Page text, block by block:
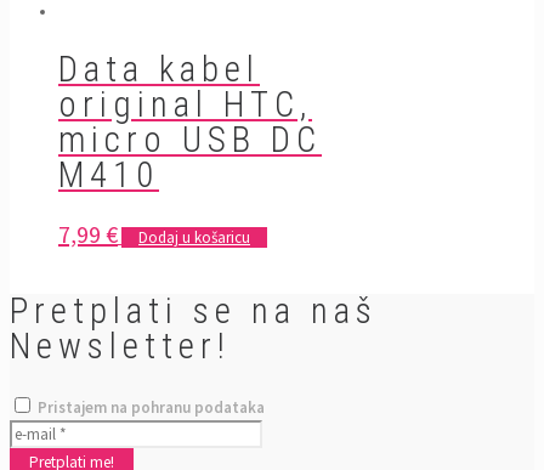
Data kabel
original HTC,
micro USB DC
M410
7,99 € Dodaj u košaricu
Pretplati se na naš
Newsletter!
Pristajem na pohranu podataka